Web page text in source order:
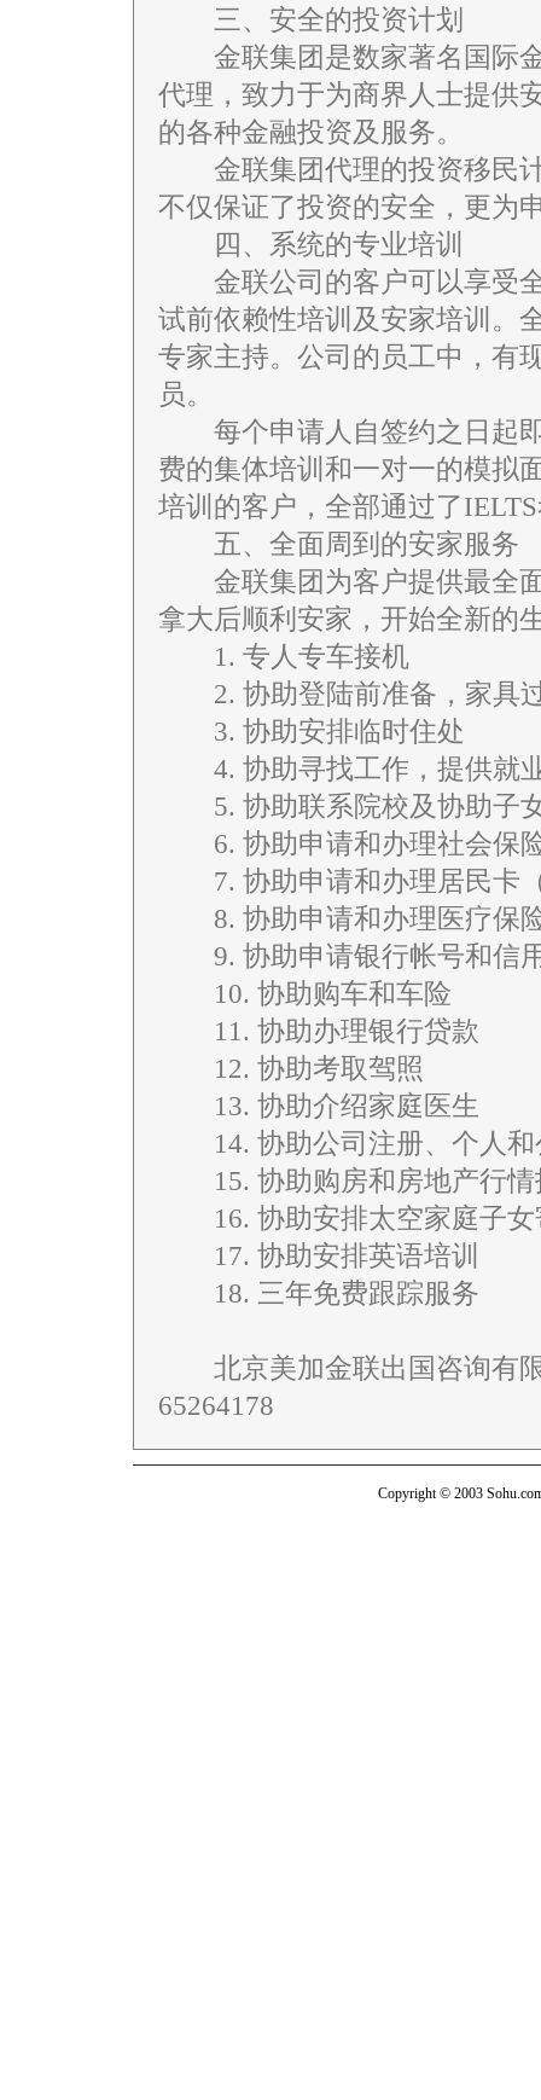
三、安全的投资计划
金联集团是数家著名国际金
代理，致力于为商界人士提供
的各种金融投资及服务。
金联集团代理的投资移民计
不仅保证了投资的安全，更为
四、系统的专业培训
金联公司的客户可以享受全
试前依赖性培训及安家培训。
专家主持。公司的员工中，有
员。
每个申请人自签约之日起即
费的集体培训和一对一的模拟
培训的客户，全部通过了
五、全面周到的安家服务
金联集团为客户提供最全面
拿大后顺利安家，开始全新的
1. 专人专车接机
2. 协助登陆前准备，家具
3. 协助安排临时住处
4. 协助寻找工作，提供就
5. 协助联系院校及协助子
6. 协助申请和办理社会保
7. 协助申请和办理居民卡
8. 协助申请和办理医疗保
9. 协助申请银行帐号和信
10. 协助购车和车险
11. 协助办理银行贷款
12. 协助考取驾照
13. 协助介绍家庭医生
14. 协助公司注册、个人和
15. 协助购房和房地产行情
16. 协助安排太空家庭子女
17. 协助安排英语培训
18. 三年免费跟踪服务
北京美加金联出国咨询有
65264178
Copyright © 2003